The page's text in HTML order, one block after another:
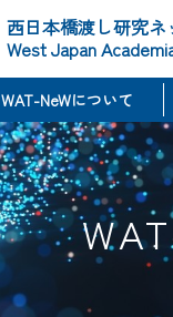
西日本橋渡し研究ネ
West Japan
WAT-NeWについて